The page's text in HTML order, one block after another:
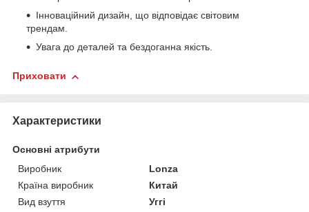
Інноваційний дизайн, що відповідає світовим
трендам.
Увага до деталей та бездоганна якість.
Приховати
Характеристики
Основні атрибути
Виробник
Lonza
Країна виробник
Китай
Вид взуття
Уггі